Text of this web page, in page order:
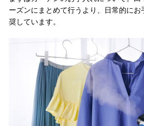
ーズンにまとめて行うより、日常的にお
奨しています。